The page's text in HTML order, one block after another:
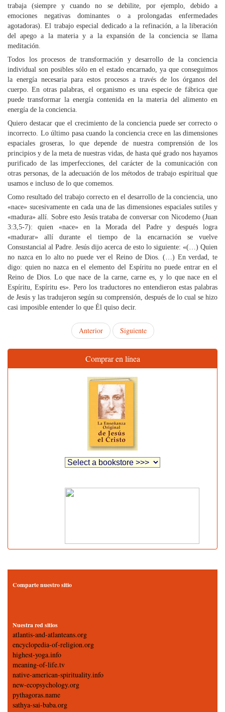
trabaja (siempre y cuando no se debilite, por ejemplo, debido a
emociones negativas dominantes o a prolongadas enfermedades
agotadoras). El trabajo especial dedicado a la refinación, a la liberación
del apego a la materia y a la expansión de la conciencia se llama
meditación.
Todos los procesos de transformación y desarrollo de la conciencia
individual son posibles sólo en el estado encarnado, ya que conseguimos
la energía necesaria para estos procesos a través de los órganos del
cuerpo. En otras palabras, el organismo es una especie de fábrica que
puede transformar la energía contenida en la materia del alimento en
energía de la conciencia.
Quiero destacar que el crecimiento de la conciencia puede ser correcto o
incorrecto. Lo último pasa cuando la conciencia crece en las dimensiones
espaciales groseras, lo que depende de nuestra comprensión de los
principios y de la meta de nuestras vidas, de hasta qué grado nos hayamos
purificado de las imperfecciones, del carácter de la comunicación con
otras personas, de la adecuación de los métodos de trabajo espiritual que
usamos e incluso de lo que comemos.
Como resultado del trabajo correcto en el desarrollo de la conciencia, uno
«nace» sucesivamente en cada una de las dimensiones espaciales sutiles y
«madura» allí. Sobre esto Jesús trataba de conversar con Nicodemo (Juan
3:3,5-7): quien «nace» en la Morada del Padre y después logra
«madurar» allí durante el tiempo de la encarnación se vuelve
Consustancial al Padre. Jesús dijo acerca de esto lo siguiente: «(…) Quien
no nazca en lo alto no puede ver el Reino de Dios. (…) En verdad, te
digo: quien no nazca en el elemento del Espíritu no puede entrar en el
Reino de Dios. Lo que nace de la carne, carne es, y lo que nace en el
Espíritu, Espíritu es». Pero los traductores no entendieron estas palabras
de Jesús y las tradujeron según su comprensión, después de lo cual se hizo
casi imposible entender lo que Él quiso decir.
Anterior Siguiente
Comprar en línea
Comparte nuestro sitio
Nuestra red sitios
atlantis-and-atlanteans.org
encyclopedia-of-religion.org
highest-yoga.info
meaning-of-life.tv
native-american-spirituality.info
new-ecopsychology.org
pythagoras.name
sathya-sai-baba.org